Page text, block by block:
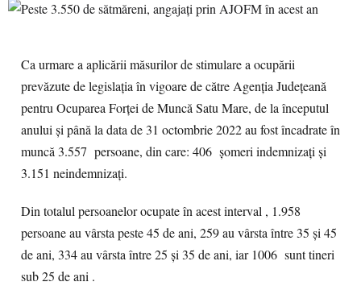
Ca urmare a aplicării măsurilor de stimulare a ocupării
prevăzute de legislaţia în vigoare de către Agenția Județeană
pentru Ocuparea Forței de Muncă Satu Mare, de la începutul
anului și până la data de 31 octombrie 2022 au fost încadrate în
muncă 3.557 persoane, din care: 406 șomeri indemnizați și
3.151 neindemnizați.
Din totalul persoanelor ocupate în acest interval , 1.958
persoane au vârsta peste 45 de ani, 259 au vârsta între 35 și 45
de ani, 334 au vârsta între 25 și 35 de ani, iar 1006 sunt tineri
sub 25 de ani .